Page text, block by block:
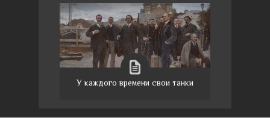
У каждого времени свои танки